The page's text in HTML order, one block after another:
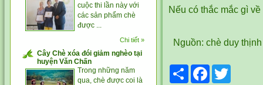
cuộc thi lần này với
các sản phẩm chè
được ...
Chi tiết »
Cây Chè xóa đói giảm nghèo tại
huyện Văn Chấn
Trong những năm
qua, chè được coi là
Nếu có thắc mắc gì về
Nguồn: chè duy thịnh
Share Facebook